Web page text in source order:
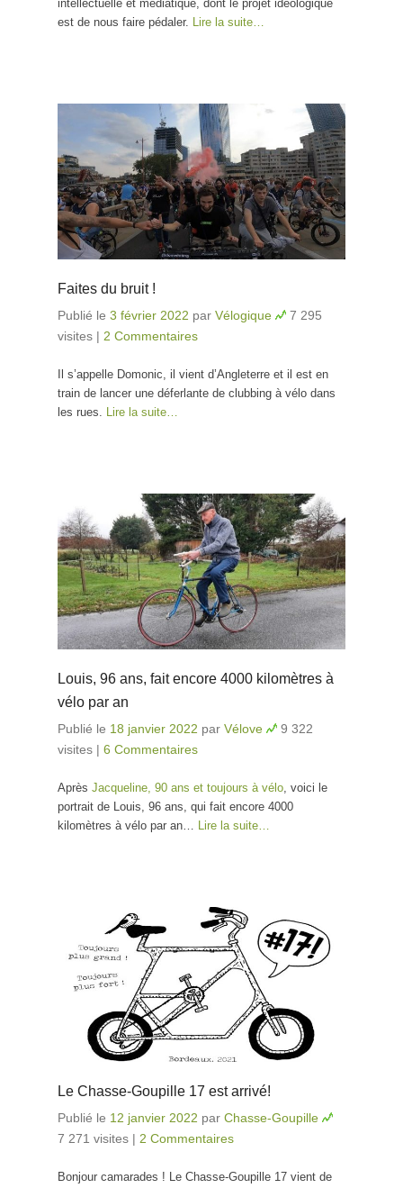
intellectuelle et médiatique, dont le projet idéologique
est de nous faire pédaler.
Lire la suite…
Faites du bruit !
Publié le 3 février 2022 par Vélogique
7 295
visites | 2 Commentaires
Il s’appelle Domonic, il vient d’Angleterre et il est en
train de lancer une déferlante de clubbing à vélo dans
les rues.
Lire la suite…
Louis, 96 ans, fait encore 4000 kilomètres à
vélo par an
Publié le 18 janvier 2022 par Vélove
9 322
visites | 6 Commentaires
Après Jacqueline, 90 ans et toujours à vélo , voici le
portrait de Louis, 96 ans, qui fait encore 4000
kilomètres à vélo par an… Lire la suite…
Le Chasse-Goupille 17 est arrivé!
Publié le 12 janvier 2022 par Chasse-Goupille
7 271 visites | 2 Commentaires
Bonjour camarades ! Le Chasse-Goupille 17 vient de